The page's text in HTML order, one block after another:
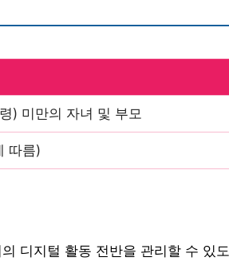
) 미만의 자녀 및 부모
따름)
디지털 활동 전반을 관리할 수 있도